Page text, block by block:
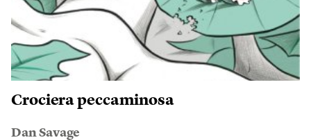
Crociera peccaminosa
Dan Savage